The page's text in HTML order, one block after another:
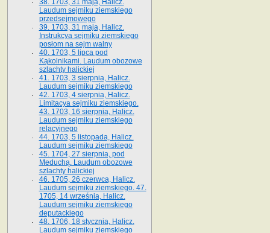
38. 1703, 31 maja, Halicz.
Laudum sejmiku ziemskiego
przedsejmowego
39. 1703, 31 maja, Halicz.
Instrukcya sejmiku ziemskiego
posłom na sejm walny
40. 1703, 5 lipca pod
Kąkolnikami. Laudum obozowe
szlachty halickiej
41­. 1703, 3 sierpnia, Halicz.
Laudum sejmiku ziemskiego
42. 1703, 4 sierpnia, Halicz.
Limitacya sejmiku ziemskiego.
43. 1703, 16 sierpnia, Halicz.
Laudum sejmiku ziemskiego
relacyjnego
44. 1703, 5 listopada, Halicz.
Laudum sejmiku ziemskiego
45. 1704, 27 sierpnia, pod
Meduchą. Laudum obozowe
szlachty halickiej
46. 1705, 26 czerwca, Halicz.
Laudum sejmiku ziemskiego. 47.
1705, 14 września, Halicz.
Laudum sejmiku ziemskiego
deputackiego
48. 1706, 18 stycznia, Halicz.
Laudum sejmiku ziemskiego